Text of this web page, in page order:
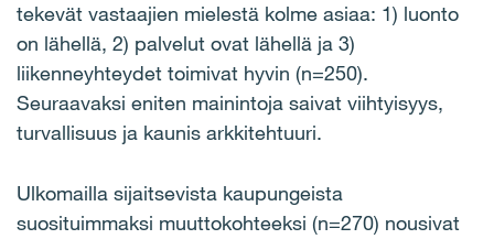
tekevät vastaajien mielestä kolme asiaa: 1) luonto
on lähellä, 2) palvelut ovat lähellä ja 3)
liikenneyhteydet toimivat hyvin (n=250).
Seuraavaksi eniten mainintoja saivat viihtyisyys,
turvallisuus ja kaunis arkkitehtuuri.
Ulkomailla sijaitsevista kaupungeista
suosituimmaksi muuttokohteeksi (n=270) nousivat